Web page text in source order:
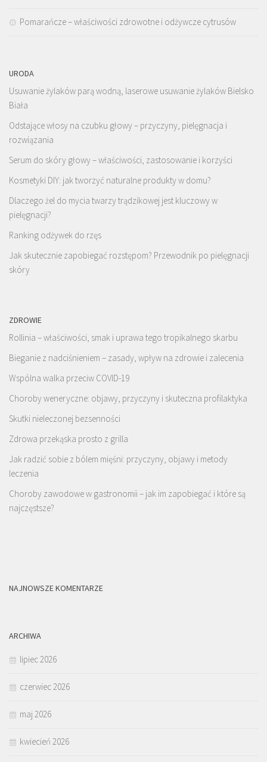
Pomarańcze – właściwości zdrowotne i odżywcze cytrusów
URODA
Usuwanie żylaków parą wodną, laserowe usuwanie żylaków Bielsko
Biała
Odstające włosy na czubku głowy – przyczyny, pielęgnacja i
rozwiązania
Serum do skóry głowy – właściwości, zastosowanie i korzyści
Kosmetyki DIY: jak tworzyć naturalne produkty w domu?
Dlaczego żel do mycia twarzy trądzikowej jest kluczowy w
pielęgnacji?
Ranking odżywek do rzęs
Jak skutecznie zapobiegać rozstępom? Przewodnik po pielęgnacji
skóry
ZDROWIE
Rollinia – właściwości, smak i uprawa tego tropikalnego skarbu
Bieganie z nadciśnieniem – zasady, wpływ na zdrowie i zalecenia
Wspólna walka przeciw COVID-19
Choroby weneryczne: objawy, przyczyny i skuteczna profilaktyka
Skutki nieleczonej bezsenności
Zdrowa przekąska prosto z grilla
Jak radzić sobie z bólem mięśni: przyczyny, objawy i metody
leczenia
Choroby zawodowe w gastronomii – jak im zapobiegać i które są
najczęstsze?
NAJNOWSZE KOMENTARZE
ARCHIWA
lipiec 2026
czerwiec 2026
maj 2026
kwiecień 2026